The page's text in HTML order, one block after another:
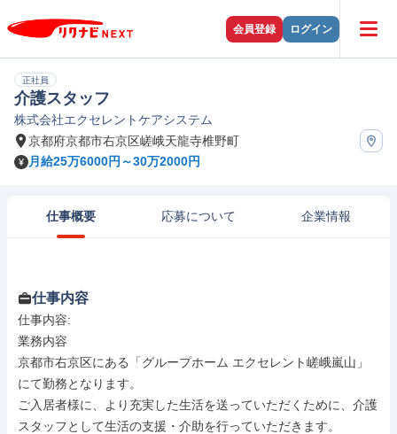
会員登録 ログイン
正社員
介護スタッフ
株式会社エクセレントケアシステム
京都府京都市右京区嵯峨天龍寺椎野町
月給25万6000円～30万2000円
仕事概要 応募について 企業情報
仕事内容
仕事内容:
業務内容
京都市右京区にある「グループホーム エクセレント嵯峨嵐山」
にて勤務となります。
ご入居者様に、より充実した生活を送っていただくために、介護
スタッフとして生活の支援・介助を行っていただきます。